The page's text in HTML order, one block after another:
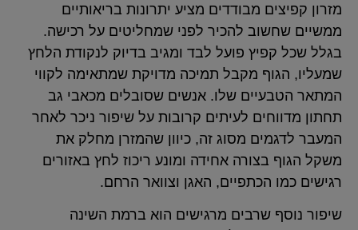
מזרון קפיצים מבודדים מציע יתרונות בריאותיים
ממשיים שחשוב להכיר לפני שמחליטים על רכישה.
בגלל שכל קפיץ פועל לבד ומגיב בדיוק לנקודת הלחץ
שמעליו, הגוף מקבל תמיכה מדויקת שמתאימה לקווי
המתאר הטבעיים שלו. אנשים שסובלים מכאבי גב
תחתון מדווחים לעיתים קרובות על שיפור ניכר לאחר
המעבר לדגמים מסוג זה, כיוון שהמזרן מחלק את
משקל הגוף בצורה אחידה ומונע ריכוז לחץ באזורים
רגישים כמו הכתפיים, האגן וצוואר הרחם.
שיפור נוסף שרבים מרגישים הוא ברמת השינה